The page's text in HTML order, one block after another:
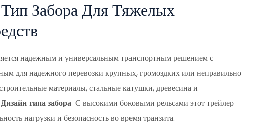
Забора Для Тяжелых
надежным и универсальным транспортным решением с
для надежного перевозки крупных, громоздких или неправильно
материалы, стальные катушки, древесина и
Дизайн типа забора С высокими боковыми рельсами этот трейлер
нагрузки и безопасность во время транзита.